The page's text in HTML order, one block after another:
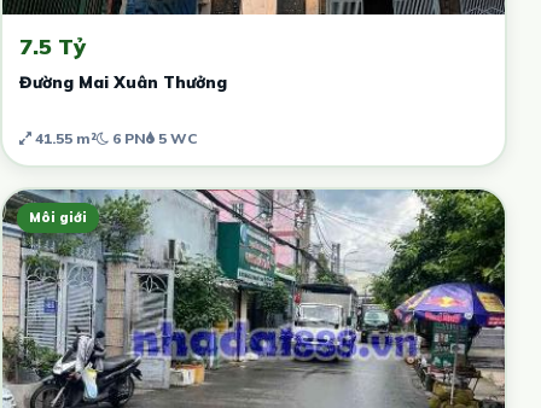
7.5 Tỷ
Đường Mai Xuân Thưởng
41.55 m² 6 PN 5 WC
Môi giới